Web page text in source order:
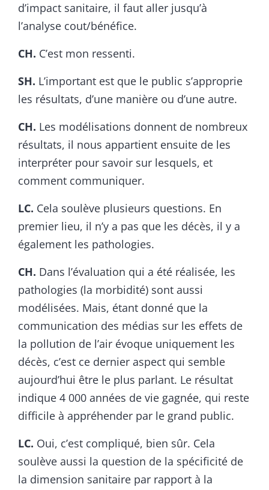
d’impact sanitaire, il faut aller jusqu’à
l’analyse cout/bénéfice.
CH. C’est mon ressenti.
SH. L’important est que le public s’approprie
les résultats, d’une manière ou d’une autre.
CH. Les modélisations donnent de nombreux
résultats, il nous appartient ensuite de les
interpréter pour savoir sur lesquels, et
comment communiquer.
LC. Cela soulève plusieurs questions. En
premier lieu, il n’y a pas que les décès, il y a
également les pathologies.
CH. Dans l’évaluation qui a été réalisée, les
pathologies (la morbidité) sont aussi
modélisées. Mais, étant donné que la
communication des médias sur les effets de
la pollution de l’air évoque uniquement les
décès, c’est ce dernier aspect qui semble
aujourd’hui être le plus parlant. Le résultat
indique 4 000 années de vie gagnée, qui reste
difficile à appréhender par le grand public.
LC. Oui, c’est compliqué, bien sûr. Cela
soulève aussi la question de la spécificité de
la dimension sanitaire par rapport à la